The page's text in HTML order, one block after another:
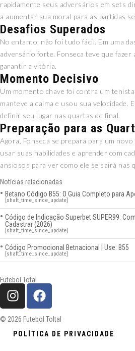
rapidamente seus adversários em sets
a aumentar sua moral para as partidas
Desafios Superados
No entanto, não foi tudo fácil. Em uma
adversário forte. Fonseca teve que fazer
garantir a vitória.
Momento Decisivo
Um momento chave foi contra um
manteve a calma e usou sua velocidade.
definir seu lugar nas quartas de final.
Preparação para as
Agora, Fonseca se prepara para um
usar suas habilidades e aprender com
ansiosos para ver como ele se sairá nas
Notícias relacionadas
Betano Código B55: O Guia Completo para
[shaft_time_since_update]
Código de Indicação Superbet SUPER99:
Cadastrar (2026)
[shaft_time_since_update]
Código Promocional Betnacional | Use: B55
[shaft_time_since_update]
Futebol Total
© 2026 Futebol Toltal
POLÍTICA DE PRIVACIDADE